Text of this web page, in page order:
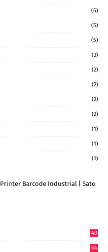
(6)
(5)
(5)
(3)
(2)
(2)
(2)
(2)
(1)
(1)
(1)
Printer Barcode Industrial | Sato
40
64